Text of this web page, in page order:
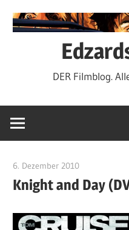
Inhalt
DER Filmblog.
6. Dezember 2010
Knight and Day